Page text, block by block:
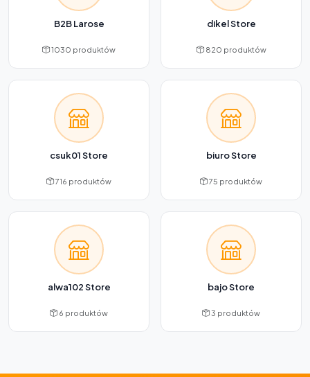
B2B Larose
1030 produktów
dikel Store
820 produktów
csuk01 Store
716 produktów
biuro Store
75 produktów
alwa102 Store
6 produktów
bajo Store
3 produktów